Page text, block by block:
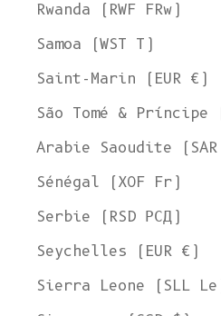
Rwanda (RWF FRw)
Samoa (WST T)
Saint-Marin (EUR €)
São Tomé & Príncipe
Sénégal (XOF Fr)
Serbie (RSD РСД)
Seychelles (EUR €)
Sierra Leone (SLL